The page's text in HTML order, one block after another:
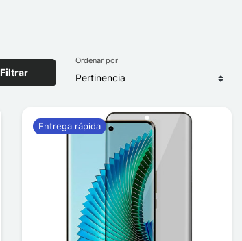
Filtrar
Ordenar por
Entrega rápida